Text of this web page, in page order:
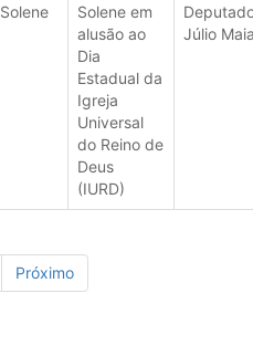
Solene
Solene em
alusão ao
Dia
Estadual da
Igreja
Universal
do Reino de
Deus
(IURD)
Júlio
Próximo